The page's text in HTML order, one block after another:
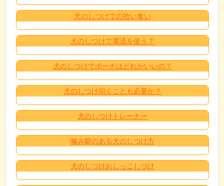
犬のしつけでの拾い食い
犬のしつけで電流を使う？
犬のしつけでポーチはどれがいいの？
犬のしつけ叩くことも必要か？
犬のしつけトレーナー
噛み癖のある犬のしつけ方
犬のしつけおしっこしつけ